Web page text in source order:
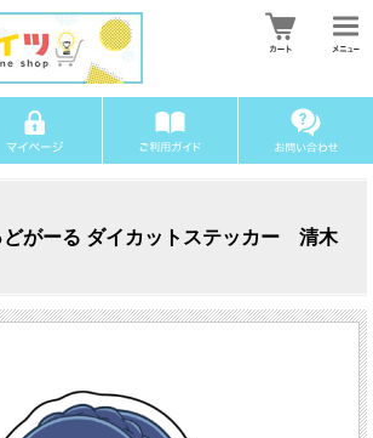
どがーる ダイカットステッカー 清木